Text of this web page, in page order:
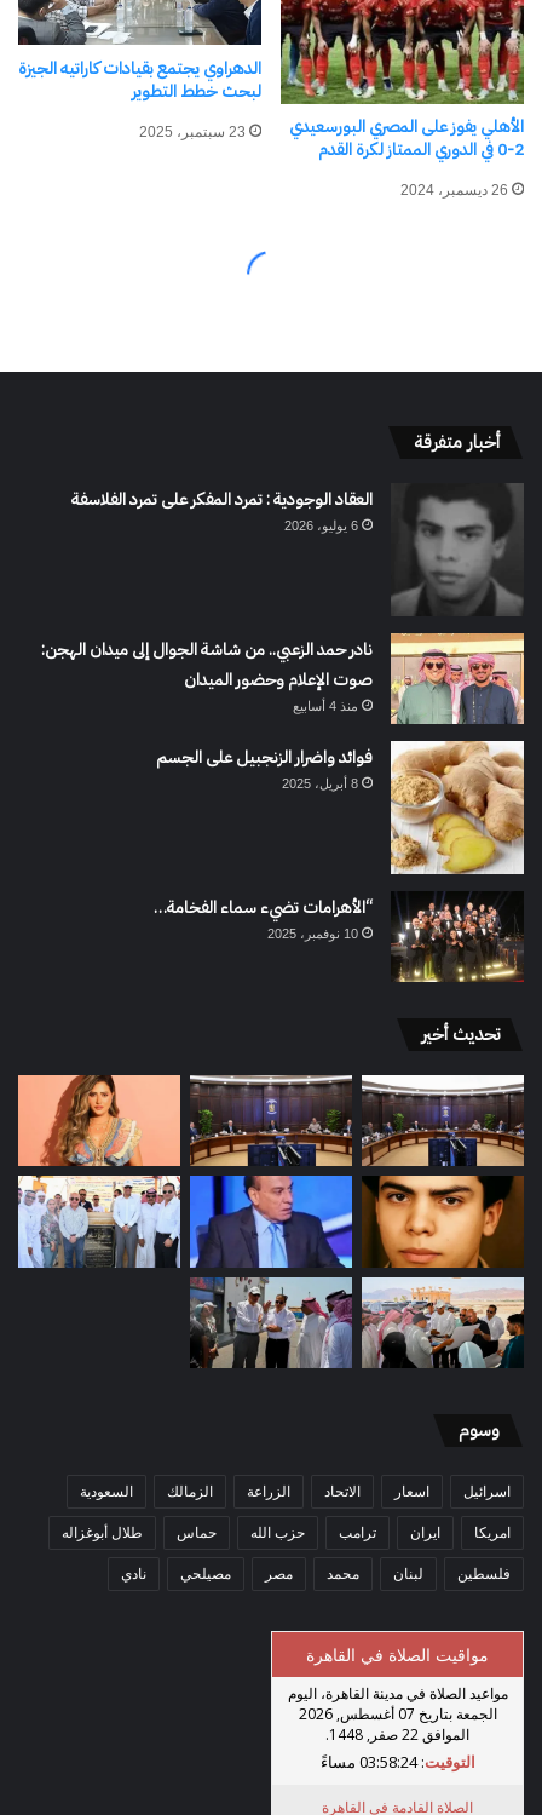
أخبار متفرقة
العقاد الوجودية : تمرد المفكر على تمرد الفلاسفة
6 يوليو، 2026
نادر حمد الزعبي.. من شاشة الجوال إلى ميدان الهجن:
صوت الإعلام وحضور الميدان
منذ 4 أسابيع
فوائد واضرار الزنجبيل على الجسم
8 أبريل، 2025
“الأهرامات تضيء سماء الفخامة…
10 نوفمبر، 2025
تحديث أخير
وسوم
اسرائيل اسعار الاتحاد الزراعة الزمالك السعودية
امريكا ايران ترامب حزب الله حماس طلال أبوغزاله
فلسطين لبنان محمد مصر مصيلحي نادي